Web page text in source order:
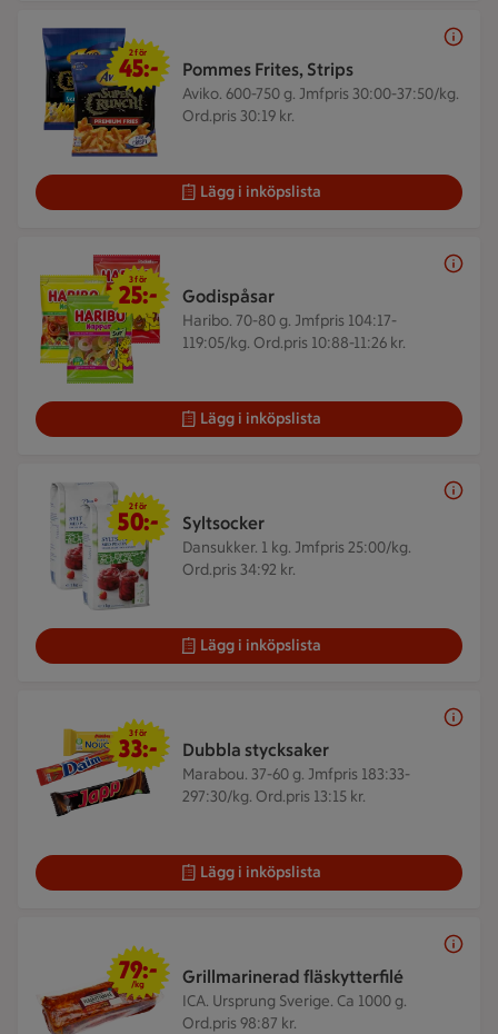
Pommes Frites, Strips
Aviko. 600-750 g. Jmfpris 30:00-37:50/kg.
Ord.pris 30:19 kr.
2 för 45 kr
2 för
45:-
Lägg i inköpslista
Godispåsar
Haribo. 70-80 g. Jmfpris 104:17-
119:05/kg. Ord.pris 10:88-11:26 kr.
3 för 25 kr
3 för
25:-
Lägg i inköpslista
Syltsocker
Dansukker. 1 kg. Jmfpris 25:00/kg.
Ord.pris 34:92 kr.
2 för 50 kr
2 för
50:-
Lägg i inköpslista
Dubbla stycksaker
Marabou. 37-60 g. Jmfpris 183:33-
297:30/kg. Ord.pris 13:15 kr.
3 för 33 kr
3 för
33:-
Lägg i inköpslista
Grillmarinerad fläskytterfilé
ICA. Ursprung Sverige. Ca 1000 g.
Ord.pris 98:87 kr.
79 kr/kg
79:-
/kg